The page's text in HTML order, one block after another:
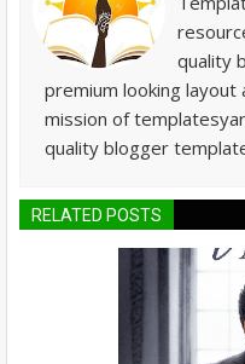
quality
premium looking layout
mission of
quality blogger
RELATED POSTS